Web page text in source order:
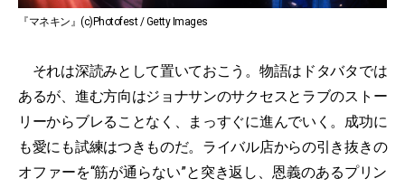
『マネキン』(c)Photofest / Getty Images
それは深読みとして置いておこう。物語はドタバタでは
あるが、進む方向はジョナサンのサクセスとラブのストー
リーからブレることなく、まっすぐに進んでいく。成功に
も愛にも試練はつきものだ。ライバル店からの引き抜きの
オファーを“筋が通らない”と突き返し、恩義のあるプリン